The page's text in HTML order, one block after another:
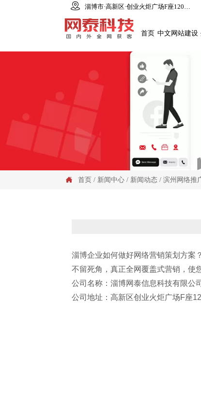
 淄博市·高新区·创业火炬广场F座1206室
首页 中文网站建设
 首页 / 新闻中心 / 新闻动态 /滨州网络推
淄博企业如何做好网络营销策划方案
不留死角，真正全网覆盖式营销，使
公司名称：淄博网泰信息科技有限公
公司地址：高新区创业火炬广场F座